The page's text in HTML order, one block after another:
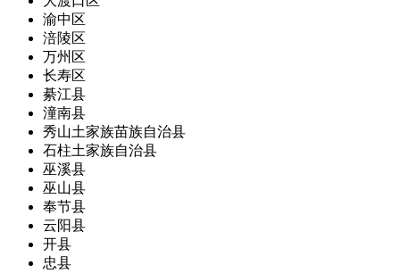
渝中区
涪陵区
万州区
长寿区
綦江县
潼南县
秀山土家族苗族自治县
石柱土家族自治县
巫溪县
巫山县
奉节县
云阳县
开县
忠县